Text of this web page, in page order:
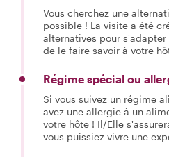
Vous cherchez une
possible ! La visite a été
alternatives pour
de le faire savoir à votre
Régime spécial ou
Si vous suivez un régime
avez une allergie à un
votre hôte ! Il/Elle
vous puissiez vivre une